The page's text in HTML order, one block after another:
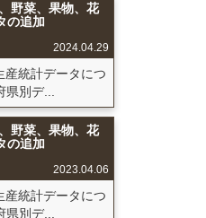
野菜、果物、花
の追加
2024.04.29
産統計データにつ
県別デ...
野菜、果物、花
の追加
2023.04.06
産統計データにつ
別デ...